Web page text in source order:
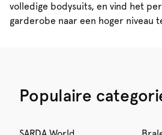
volledige bodysuits, en vind het
garderobe naar een hoger niveau
Populaire